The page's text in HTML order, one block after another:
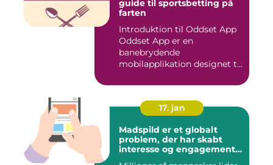
guide til sportsbetting på
farten
Introduktion til Oddset App
Oddset App er en
banebrydende
mobilapplikation designet til
17. jan
Madspild er et globalt
problem, der har skabt
interesse og engagement